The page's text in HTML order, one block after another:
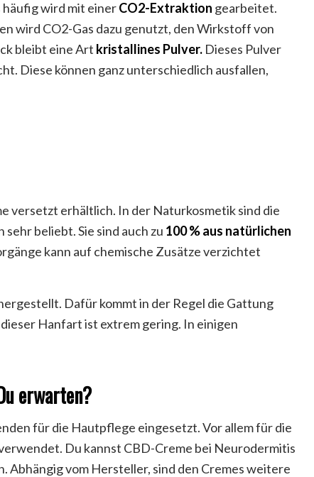
wird mit einerCO2-Extraktion gearbeitet.
wird CO2-Gas dazu genutzt, den Wirkstoff von
bleibt eine Art kristallines Pulver. Dieses Pulver
Diese können ganz unterschiedlich ausfallen,
versetzt erhältlich. In der Naturkosmetik sind die
beliebt. Sie sind auch zu 100 % aus natürlichen
kann auf chemische Zusätze verzichtet
Dafür kommt in der Regel die Gattung
Hanfart ist extrem gering. In einigen
erwarten?
für die Hautpflege eingesetzt. Vor allem für die
Du kannst CBD-Creme bei Neurodermitis
Abhängig vom Hersteller, sind den Cremes weitere